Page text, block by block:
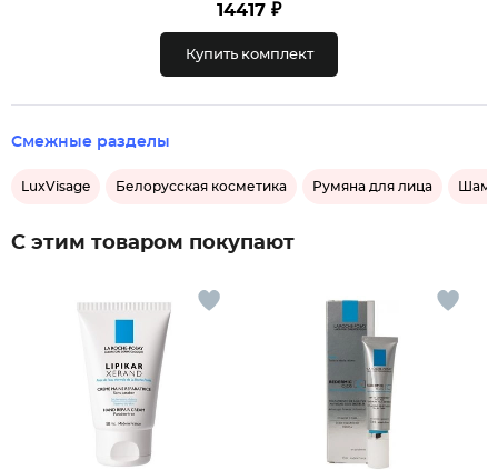
14417 ₽
Купить комплект
Смежные разделы
LuxVisage Белорусская косметика Румяна для лица
С этим товаром покупают